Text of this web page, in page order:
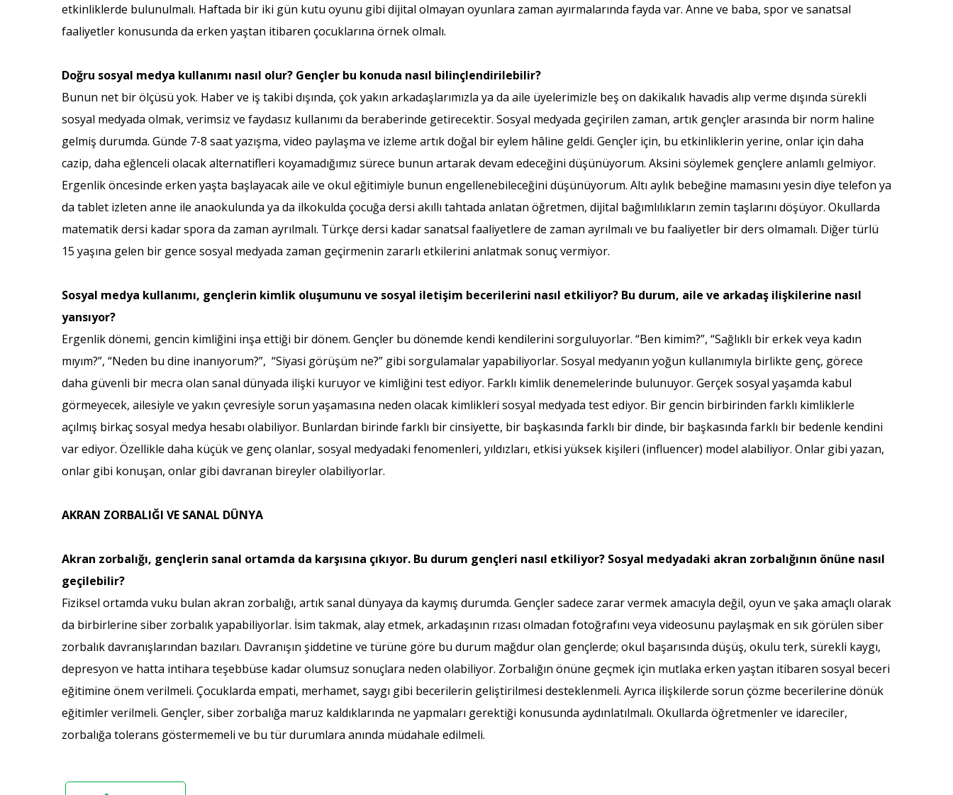
etkinliklerde bulunulmalı. Haftada bir iki gün kutu oyunu gibi dijital olmayan oyunlara zaman ayırmalarında fayda var. Anne ve baba, spor ve sanatsal
faaliyetler konusunda da erken yaştan itibaren çocuklarına örnek olmalı.
Doğru sosyal medya kullanımı nasıl olur? Gençler bu konuda nasıl bilinçlendirilebilir?
Bunun net bir ölçüsü yok. Haber ve iş takibi dışında, çok yakın arkadaşlarımızla ya da aile üyelerimizle beş on dakikalık havadis alıp verme dışında sürekli
sosyal medyada olmak, verimsiz ve faydasız kullanımı da beraberinde getirecektir. Sosyal medyada geçirilen zaman, artık gençler arasında bir norm haline
gelmiş durumda. Günde 7-8 saat yazışma, video paylaşma ve izleme artık doğal bir eylem hâline geldi. Gençler için, bu etkinliklerin yerine, onlar için daha
cazip, daha eğlenceli olacak alternatifleri koyamadığımız sürece bunun artarak devam edeceğini düşünüyorum. Aksini söylemek gençlere anlamlı gelmiyor.
Ergenlik öncesinde erken yaşta başlayacak aile ve okul eğitimiyle bunun engellenebileceğini düşünüyorum. Altı aylık bebeğine mamasını yesin diye telefon ya
da tablet izleten anne ile anaokulunda ya da ilkokulda çocuğa dersi akıllı tahtada anlatan öğretmen, dijital bağımlılıkların zemin taşlarını döşüyor. Okullarda
matematik dersi kadar spora da zaman ayrılmalı. Türkçe dersi kadar sanatsal faaliyetlere de zaman ayrılmalı ve bu faaliyetler bir ders olmamalı. Diğer türlü
15 yaşına gelen bir gence sosyal medyada zaman geçirmenin zararlı etkilerini anlatmak sonuç vermiyor.
Sosyal medya kullanımı, gençlerin kimlik oluşumunu ve sosyal iletişim becerilerini nasıl etkiliyor? Bu durum, aile ve arkadaş ilişkilerine nasıl
yansıyor?
Ergenlik dönemi, gencin kimliğini inşa ettiği bir dönem. Gençler bu dönemde kendi kendilerini sorguluyorlar. “Ben kimim?”, “Sağlıklı bir erkek veya kadın
mıyım?”, “Neden bu dine inanıyorum?”, “Siyasi görüşüm ne?” gibi sorgulamalar yapabiliyorlar. Sosyal medyanın yoğun kullanımıyla birlikte genç, görece
daha güvenli bir mecra olan sanal dünyada ilişki kuruyor ve kimliğini test ediyor. Farklı kimlik denemelerinde bulunuyor. Gerçek sosyal yaşamda kabul
görmeyecek, ailesiyle ve yakın çevresiyle sorun yaşamasına neden olacak kimlikleri sosyal medyada test ediyor. Bir gencin birbirinden farklı kimliklerle
açılmış birkaç sosyal medya hesabı olabiliyor. Bunlardan birinde farklı bir cinsiyette, bir başkasında farklı bir dinde, bir başkasında farklı bir bedenle kendini
var ediyor. Özellikle daha küçük ve genç olanlar, sosyal medyadaki fenomenleri, yıldızları, etkisi yüksek kişileri (influencer) model alabiliyor. Onlar gibi yazan,
onlar gibi konuşan, onlar gibi davranan bireyler olabiliyorlar.
AKRAN ZORBALIĞI VE SANAL DÜNYA
Akran zorbalığı, gençlerin sanal ortamda da karşısına çıkıyor. Bu durum gençleri nasıl etkiliyor? Sosyal medyadaki akran zorbalığının önüne nasıl
geçilebilir?
Fiziksel ortamda vuku bulan akran zorbalığı, artık sanal dünyaya da kaymış durumda. Gençler sadece zarar vermek amacıyla değil, oyun ve şaka amaçlı olarak
da birbirlerine siber zorbalık yapabiliyorlar. İsim takmak, alay etmek, arkadaşının rızası olmadan fotoğrafını veya videosunu paylaşmak en sık görülen siber
zorbalık davranışlarından bazıları. Davranışın şiddetine ve türüne göre bu durum mağdur olan gençlerde; okul başarısında düşüş, okulu terk, sürekli kaygı,
depresyon ve hatta intihara teşebbüse kadar olumsuz sonuçlara neden olabiliyor. Zorbalığın önüne geçmek için mutlaka erken yaştan itibaren sosyal beceri
eğitimine önem verilmeli. Çocuklarda empati, merhamet, saygı gibi becerilerin geliştirilmesi desteklenmeli. Ayrıca ilişkilerde sorun çözme becerilerine dönük
eğitimler verilmeli. Gençler, siber zorbalığa maruz kaldıklarında ne yapmaları gerektiği konusunda aydınlatılmalı. Okullarda öğretmenler ve idareciler,
zorbalığa tolerans göstermemeli ve bu tür durumlara anında müdahale edilmeli.